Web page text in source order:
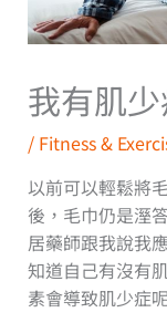
我有肌少
/ Fitness &
以前可以輕鬆將
後，毛巾仍是溼
居藥師跟我說我
知道自己有沒有
素會導致肌少症